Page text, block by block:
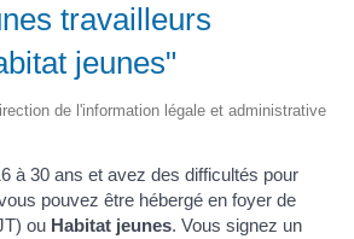
travailleurs
jeunes"
de l'information légale et administrative
à 30 ans et avez des difficultés pour
pouvez être hébergé en foyer de
ou Habitat jeunes. Vous signez un